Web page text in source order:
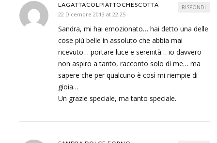
LAGATTACOLPIATTOCHESCOTTA
22 Dicembre 2013 at 22:25
Sandra, mi hai emozionato… hai detto una delle
cose più belle in assoluto che abbia mai
ricevuto… portare luce e serenità… io davvero
non aspiro a tanto, racconto solo di me… ma
sapere che per qualcuno è così mi riempie di
gioia…
Un grazie speciale, ma tanto speciale.
RISPONDI